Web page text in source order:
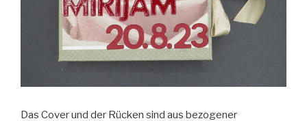
Das Cover und der Rücken sind aus bezogener